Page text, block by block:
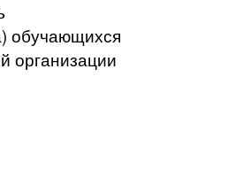
обучающихся
организации